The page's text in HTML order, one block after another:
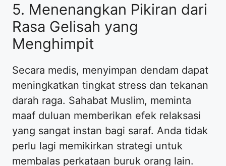
5. Menenangkan Pikiran dari
Rasa Gelisah yang
Menghimpit
Secara medis, menyimpan dendam dapat
meningkatkan tingkat stress dan tekanan
darah raga. Sahabat Muslim, meminta
maaf duluan memberikan efek relaksasi
yang sangat instan bagi saraf. Anda tidak
perlu lagi memikirkan strategi untuk
membalas perkataan buruk orang lain.